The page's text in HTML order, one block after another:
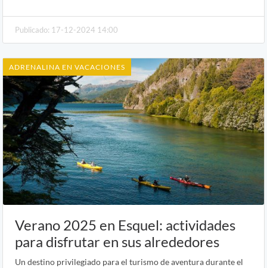
Publicado: 17-12-2024 14:00
ADRENALINA EN VACACIONES
Verano 2025 en Esquel: actividades
para disfrutar en sus alrededores
Un destino privilegiado para el turismo de aventura durante el